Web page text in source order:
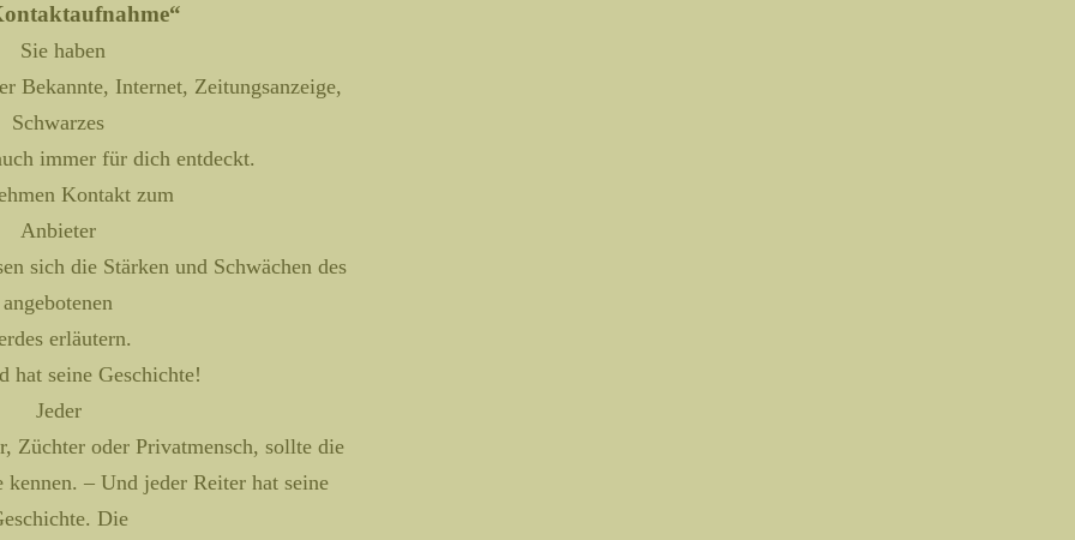
Sie haben
Bekannte, Internet, Zeitungsanzeige,
Schwarzes
immer für dich entdeckt.
Kontakt zum
Anbieter
sich die Stärken und Schwächen des
angebotenen
erläutern.
hat seine Geschichte!
Jeder
Züchter oder Privatmensch, sollte die
kennen. – Und jeder Reiter hat seine
Die